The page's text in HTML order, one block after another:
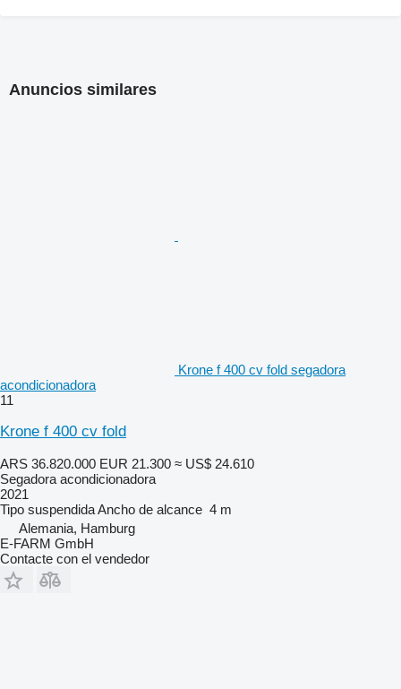
Anuncios similares
Krone f 400 cv fold segadora
acondicionadora
11
Krone f 400 cv fold
ARS 36.820.000 EUR 21.300 ≈ US$ 24.610
Segadora acondicionadora
2021
Tipo suspendidaAncho de alcance 4 m
Alemania, Hamburg
E-FARM GmbH
Contacte con el vendedor